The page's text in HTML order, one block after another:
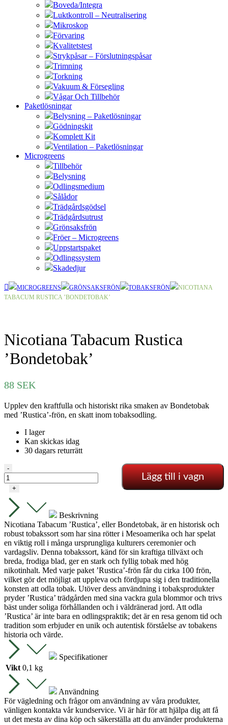
Boveda/Integra
Luktkontroll – Neutralisering
Mikroskop
Förvaring
Kvalitetstest
Strykpåsar – Förslutningspåsar
Trimning
Torkning
Vakuum & Försegling
Vågar Och Tillbehör
Paketlösningar
Belysning – Paketlösningar
Gödningskit
Komplett Kit
Ventilation – Paketlösningar
Microgreens
Tillbehör
Belysning
Odlingsmedium
Sålådor
Trädgårdsgödsel
Trädgårdsutrust
Grönsaksfrön
Fröer – Microgreens
Uppstartspaket
Odlingssystem
Skadedjur
MICROGREENS GRÖNSAKSFRÖN TOBAKSFRÖN
NICOTIANA
TABACUM RUSTICA ’BONDETOBAK’
Nicotiana Tabacum Rustica
’Bondetobak’
88 SEK
Upplev den kraftfulla och historiskt rika smaken av Bondetobak
med ’Rustica’-frön, en skatt inom tobaksodling.
I lager
Kan skickas idag
30 dagars returrätt
Nicotiana
Tabacum
Rustica
mängd
-
+
Lägg till i vagn
Beskrivning
Nicotiana Tabacum ’Rustica’, eller Bondetobak, är en historisk och
robust tobakssort som har sina rötter i Mesoamerika och har spelat
en viktig roll i många ursprungliga kulturers ceremonier och
vardagsliv. Denna tobakssort, känd för sin kraftiga tillväxt och
breda, frodiga blad, ger en stark och fyllig tobak med hög
nikotinhalt. Med varje paket ’Rustica’-frön får du cirka 100 frön,
vilket gör det möjligt att uppleva och fördjupa sig i den traditionella
konsten att odla tobak. Utöver dess användning i tobaksprodukter
pryder ’Rustica’ trädgården med sina vackra gula blommor och trivs
bäst under soliga förhållanden och i väldränerad jord. Att odla
’Rustica’ är inte bara en odlingspraktik; det är en resa genom tid och
tradition som erbjuder en unik och autentisk förståelse av tobakens
historia och värde.
Specifikationer
Vikt 0,1 kg
Användning
För vägledning och frågor om användning av våra produkter,
vänligen kontakta vår kundservice. Vi är här för att hjälpa dig att få
ut det mesta av dina köp och säkerställa att du använder produkterna